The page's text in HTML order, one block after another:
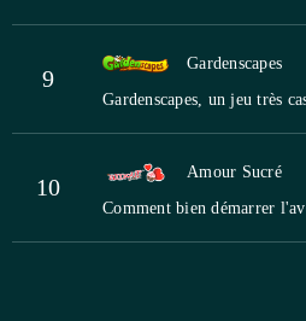
9
Gardenscapes
Gardenscapes, un jeu très
10
Amour Sucré
Comment bien démarrer